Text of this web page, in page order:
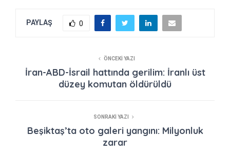
PAYLAŞ 0
ÖNCEKI YAZI
İran-ABD-İsrail hattında gerilim: İranlı üst
düzey komutan öldürüldü
SONRAKI YAZI
Beşiktaş’ta oto galeri yangını: Milyonluk
zarar